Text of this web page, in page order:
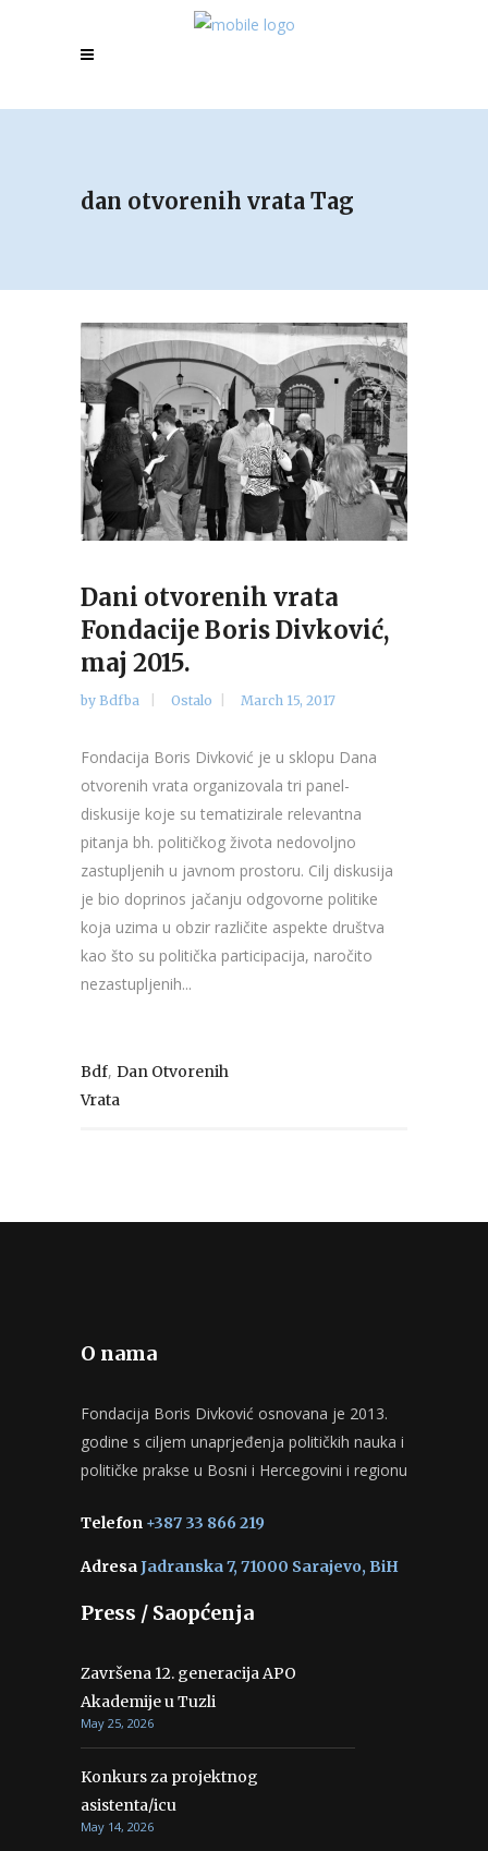
dan otvorenih vrata Tag
Dani otvorenih vrata
Fondacije Boris Divković,
maj 2015.
by Bdfba Ostalo March 15, 2017
Fondacija Boris Divković je u sklopu Dana
otvorenih vrata organizovala tri panel-
diskusije koje su tematizirale relevantna
pitanja bh. političkog života nedovoljno
zastupljenih u javnom prostoru. Cilj diskusija
je bio doprinos jačanju odgovorne politike
koja uzima u obzir različite aspekte društva
kao što su politička participacija, naročito
nezastupljenih...
Bdf, Dan Otvorenih
Vrata
O nama
Fondacija Boris Divković osnovana je 2013.
godine s ciljem unaprjeđenja političkih nauka i
političke prakse u Bosni i Hercegovini i regionu
Telefon +387 33 866 219
AdresaJadranska 7, 71000 Sarajevo, BiH
Press / Saopćenja
Završena 12. generacija APO
Akademije u Tuzli
May 25, 2026
Konkurs za projektnog
asistenta/icu
May 14, 2026